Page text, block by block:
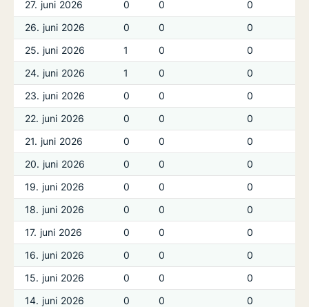
27. juni 2026 0 0
0
26. juni 2026
0 0
0
25. juni 2026
1 0
0
24. juni 2026
1 0
0
23. juni 2026
0 0
0
22. juni 2026
0 0
0
21. juni 2026
0 0
0
20. juni 2026
0 0
0
19. juni 2026
0 0
0
18. juni 2026
0 0
0
17. juni 2026
0 0
0
16. juni 2026
0 0
0
15. juni 2026
0 0
0
14. juni 2026
0 0
0